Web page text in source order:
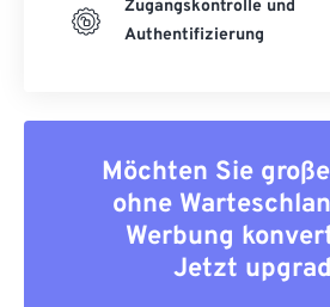
Zugangskontrolle und
Authentifizierung
Möchten Sie
ohne
Werbung
Jetzt